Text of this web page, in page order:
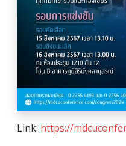
Link: https://